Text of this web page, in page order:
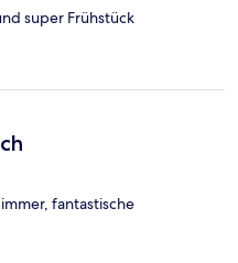
super Frühstück
fantastische